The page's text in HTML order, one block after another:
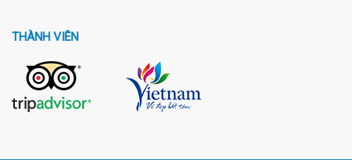
THÀNH VIÊN